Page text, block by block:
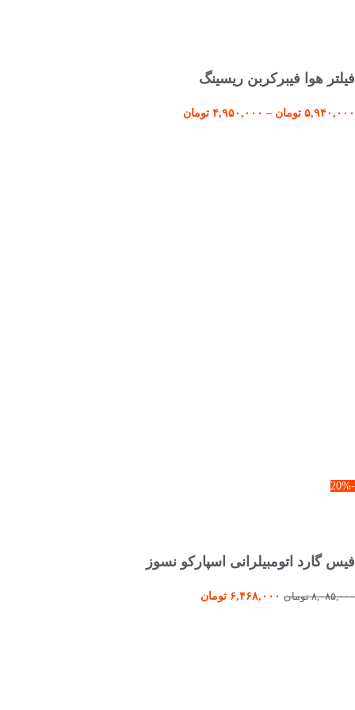
فیلتر هوا فیبرکربن ریسینگ
۵,۹۴۰,۰۰۰ تومان – ۴,۹۵۰,۰۰۰ تومان
-20%
فیس گارد اتومبیلرانی اسپارکو نسوز
۸,۰۸۵,۰۰۰ تومان ۶,۴۶۸,۰۰۰ تومان